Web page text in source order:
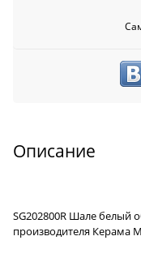
Описание
SG202800R Шале белый
производителя Керама